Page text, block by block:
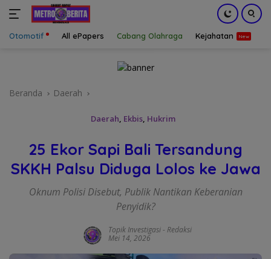
Otomotif All ePapers Cabang Olahraga Kejahatan
Beranda Daerah
Daerah, Ekbis, Hukrim
25 Ekor Sapi Bali Tersandung
SKKH Palsu Diduga Lolos ke Jawa
Oknum Polisi Disebut, Publik Nantikan Keberanian
Penyidik?
Topik Investigasi- Redaksi
Mei 14, 2026